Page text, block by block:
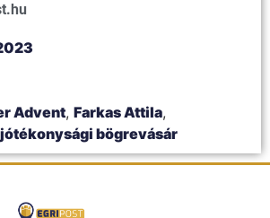
Advent, Farkas Attila,
jótékonysági bögrevásár